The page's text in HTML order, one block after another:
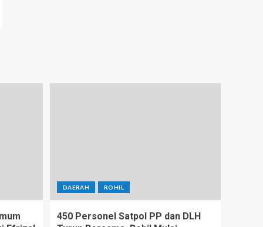
DAERAH ROHIL
450 Personel Satpol PP dan DLH